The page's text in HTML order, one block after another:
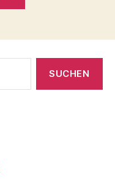
andere